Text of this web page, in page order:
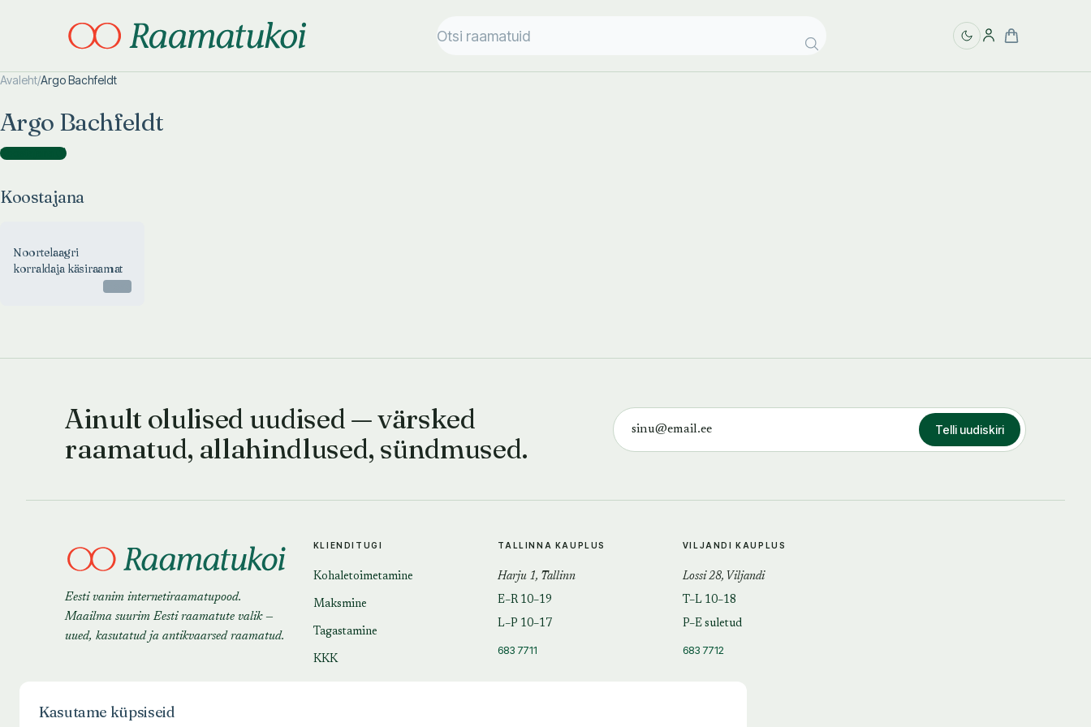
Avaleht/Argo Bachfeldt
Argo Bachfeldt
Koostajana )
Koostajana
Noortelaagri
korraldaja käsiraamat
Ainult olulised uudised — värsked
raamatud, allahindlused, sündmused.
Telli uudiskiri
Eesti vanim internetiraamatupood.
Maailma suurim Eesti raamatute valik —
uued, kasutatud ja antikvaarsed raamatud.
KLIENDITUGI
Kohaletoimetamine
Maksmine
Tagastamine
KKK
TALLINNA KAUPLUS
Harju 1, Tallinn
E–R 10–19
L–P 10–17
683 7711
VILJANDI KAUPLUS
Lossi 28, Viljandi
T–L 10–18
P–E suletud
683 7712
Kasutame küpsiseid